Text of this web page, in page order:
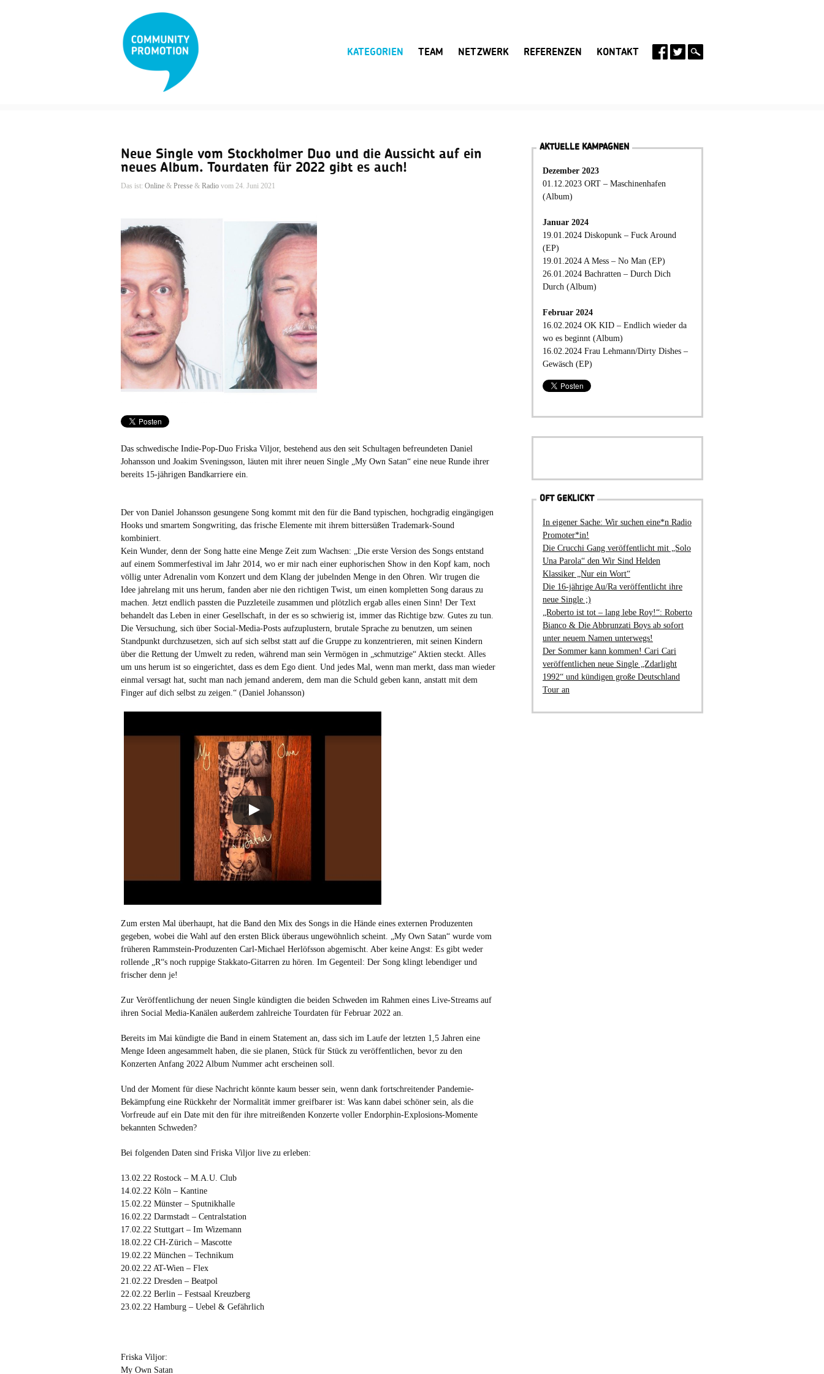
KATEGORIEN TEAM NETZWERK REFERENZEN KONTAKT
Neue Single vom Stockholmer Duo und die Aussicht auf ein
neues Album. Tourdaten für 2022 gibt es auch!
Das ist: Online & Presse & Radio vom 24. Juni 2021
Das schwedische Indie-Pop-Duo Friska Viljor, bestehend aus den seit Schultagen befreundeten Daniel
Johansson und Joakim Sveningsson, läuten mit ihrer neuen Single „My Own Satan“ eine neue Runde ihrer
bereits 15-jährigen Bandkarriere ein.
Der von Daniel Johansson gesungene Song kommt mit den für die Band typischen, hochgradig eingängigen
Hooks und smartem Songwriting, das frische Elemente mit ihrem bittersüßen Trademark-Sound
kombiniert.
Kein Wunder, denn der Song hatte eine Menge Zeit zum Wachsen: „Die erste Version des Songs entstand
auf einem Sommerfestival im Jahr 2014, wo er mir nach einer euphorischen Show in den Kopf kam, noch
völlig unter Adrenalin vom Konzert und dem Klang der jubelnden Menge in den Ohren. Wir trugen die
Idee jahrelang mit uns herum, fanden aber nie den richtigen Twist, um einen kompletten Song daraus zu
machen. Jetzt endlich passten die Puzzleteile zusammen und plötzlich ergab alles einen Sinn! Der Text
behandelt das Leben in einer Gesellschaft, in der es so schwierig ist, immer das Richtige bzw. Gutes zu tun.
Die Versuchung, sich über Social-Media-Posts aufzuplustern, brutale Sprache zu benutzen, um seinen
Standpunkt durchzusetzen, sich auf sich selbst statt auf die Gruppe zu konzentrieren, mit seinen Kindern
über die Rettung der Umwelt zu reden, während man sein Vermögen in „schmutzige“ Aktien steckt. Alles
um uns herum ist so eingerichtet, dass es dem Ego dient. Und jedes Mal, wenn man merkt, dass man wieder
einmal versagt hat, sucht man nach jemand anderem, dem man die Schuld geben kann, anstatt mit dem
Finger auf dich selbst zu zeigen.“ (Daniel Johansson)
Zum ersten Mal überhaupt, hat die Band den Mix des Songs in die Hände eines externen Produzenten
gegeben, wobei die Wahl auf den ersten Blick überaus ungewöhnlich scheint. „My Own Satan“ wurde vom
früheren Rammstein-Produzenten Carl-Michael Herlöfsson abgemischt. Aber keine Angst: Es gibt weder
rollende „R“s noch ruppige Stakkato-Gitarren zu hören. Im Gegenteil: Der Song klingt lebendiger und
frischer denn je!
Zur Veröffentlichung der neuen Single kündigten die beiden Schweden im Rahmen eines Live-Streams auf
ihren Social Media-Kanälen außerdem zahlreiche Tourdaten für Februar 2022 an.
Bereits im Mai kündigte die Band in einem Statement an, dass sich im Laufe der letzten 1,5 Jahren eine
Menge Ideen angesammelt haben, die sie planen, Stück für Stück zu veröffentlichen, bevor zu den
Konzerten Anfang 2022 Album Nummer acht erscheinen soll.
Und der Moment für diese Nachricht könnte kaum besser sein, wenn dank fortschreitender Pandemie-
Bekämpfung eine Rückkehr der Normalität immer greifbarer ist: Was kann dabei schöner sein, als die
Vorfreude auf ein Date mit den für ihre mitreißenden Konzerte voller Endorphin-Explosions-Momente
bekannten Schweden?
Bei folgenden Daten sind Friska Viljor live zu erleben:
13.02.22 Rostock – M.A.U. Club
14.02.22 Köln – Kantine
15.02.22 Münster – Sputnikhalle
16.02.22 Darmstadt – Centralstation
17.02.22 Stuttgart – Im Wizemann
18.02.22 CH-Zürich – Mascotte
19.02.22 München – Technikum
20.02.22 AT-Wien – Flex
21.02.22 Dresden – Beatpol
22.02.22 Berlin – Festsaal Kreuzberg
23.02.22 Hamburg – Uebel & Gefährlich
Friska Viljor:
My Own Satan
AKTUELLE KAMPAGNEN
Dezember 2023
01.12.2023 ORT – Maschinenhafen
(Album)
Januar 2024
19.01.2024 Diskopunk – Fuck Around
(EP)
19.01.2024 A Mess – No Man (EP)
26.01.2024 Bachratten – Durch Dich
Durch (Album)
Februar 2024
16.02.2024 OK KID – Endlich wieder da
wo es beginnt (Album)
16.02.2024 Frau Lehmann/Dirty Dishes –
Gewäsch (EP)
OFT GEKLICKT
In eigener Sache: Wir suchen eine*n Radio
Promoter*in!
Die Crucchi Gang veröffentlicht mit „Solo
Una Parola“ den Wir Sind Helden
Klassiker „Nur ein Wort“
Die 16-jährige Au/Ra veröffentlicht ihre
neue Single ;)
„Roberto ist tot – lang lebe Roy!“: Roberto
Bianco & Die Abbrunzati Boys ab sofort
unter neuem Namen unterwegs!
Der Sommer kann kommen! Cari Cari
veröffentlichen neue Single „Zdarlight
1992“ und kündigen große Deutschland
Tour an